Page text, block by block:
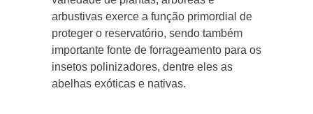
arbustivas exerce a função primordial de
proteger o reservatório, sendo também
importante fonte de forrageamento para os
insetos polinizadores, dentre eles as
abelhas exóticas e nativas.